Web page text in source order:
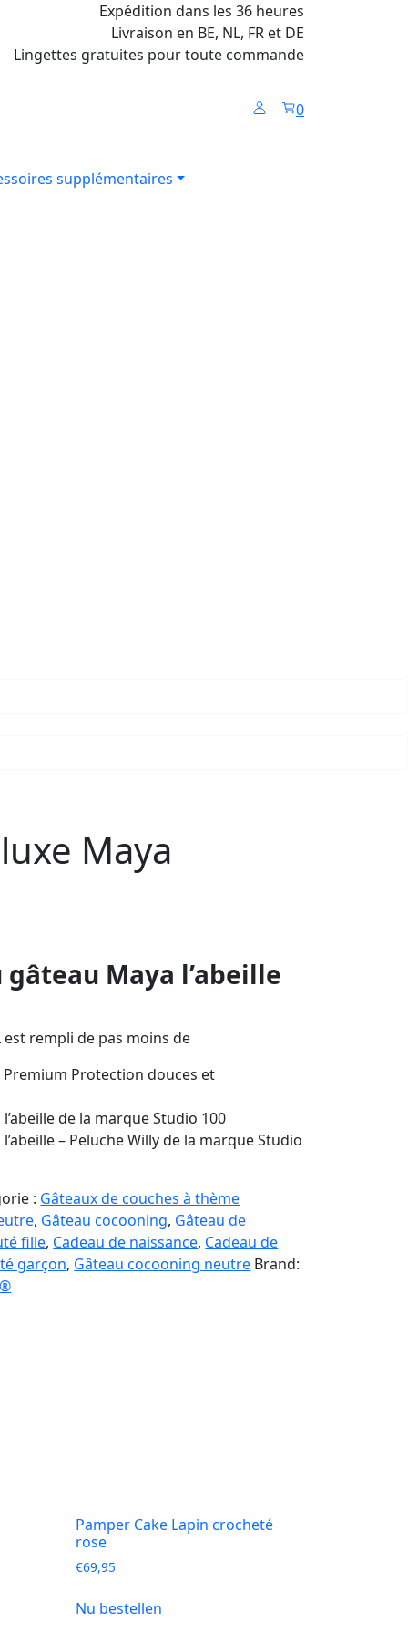
Expédition dans les 36 heures
Livraison en BE, NL, FR et DE
Lingettes gratuites pour toute commande
0
supplémentaires
Maya
Maya l’abeille
est rempli de pas moins de
Protection douces et
de la marque Studio 100
– Peluche Willy de la marque Studio
: Gâteaux de couches à thème
, Gâteau cocooning, Gâteau de
fille, Cadeau de naissance, Cadeau de
garçon, Gâteau cocooning neutre Brand:
Pamper Cake Lapin crocheté
rose
€69,95
Nu bestellen